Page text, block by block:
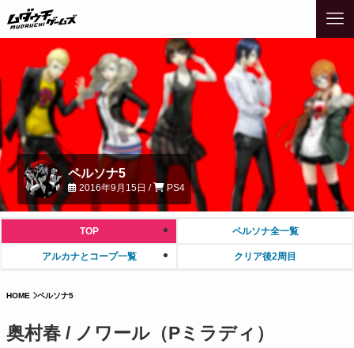
ペルソナ5
2016年9月15日 / PS4
TOP ペルソナ全一覧
アルカナとコープ一覧 クリア後2周目
HOME ペルソナ5
奥村春 / ノワール（Pミラディ）